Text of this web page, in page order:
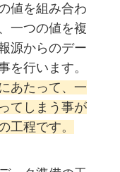
値を組み合わ
一つの値を複
源からのデー
を行います。
あたって、一
てしまう事が
工程です。